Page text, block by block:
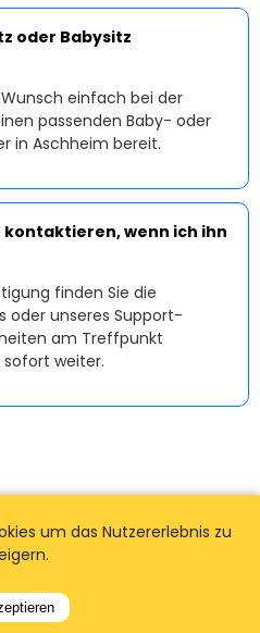
oder Babysitz
einfach bei der
passenden Baby- oder
in Aschheim bereit.
kontaktieren, wenn ich ihn
finden Sie die
oder unseres Support-
am Treffpunkt
weiter.
um das Nutzererlebnis zu